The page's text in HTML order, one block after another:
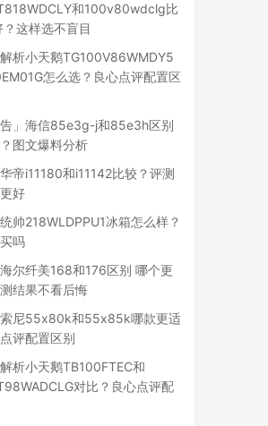
和100v80wdclg比
这样选不盲目
析小天鹅TG100V86WMDY5
怎么选？良心点评配置区
告」海信85e3g-j和85e3h区别
图文爆料分析
帝i11180和i11142比较？评测
好
帅218WLDPPU1冰箱怎么样？
吗
尔纤美168和176区别 哪个更
结果不看后悔
索尼55x80k和55x85k哪款更适
评配置区别
析小天鹅TB100FTEC和
对比？良心点评配